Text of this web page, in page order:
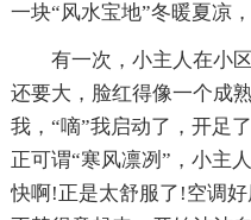
一块“风水宝地”冬暖夏凉，
有一次，小主人在小区
还要大，脸红得像一个成
我，“嘀”我启动了，开足
正可谓“寒风凛冽”，小主
快啊!正是太舒服了!空调